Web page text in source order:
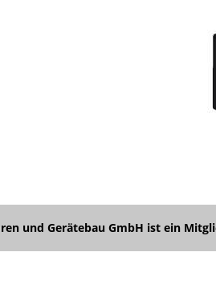
und Gerätebau GmbH ist ein